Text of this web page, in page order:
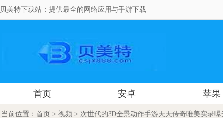
贝美特下载站：提供最全的网络应用与手游下载
首页 安卓 苹果
当前位置： 首页 > 视频 > 次世代的3D全景动作手游天天传奇唯美实录曝